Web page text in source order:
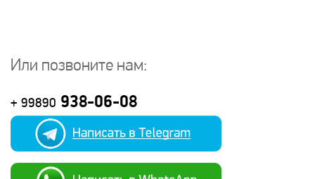
Или позвоните нам:
+ 99890 938-06-08